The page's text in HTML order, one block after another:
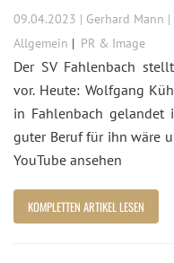
09.04.2023 | Gerhard Mann
Allgemein
PR & Image
Der SV Fahlenbach
vor. Heute: Wolfgang
in Fahlenbach gelandet
guter Beruf für ihn wäre
YouTube ansehen
KOMPLETTEN ARTIKEL LESEN